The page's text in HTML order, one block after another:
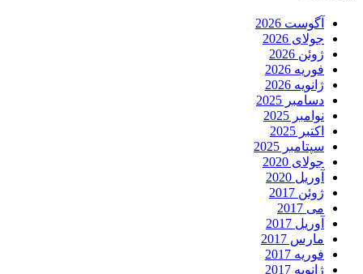
آگوست 2026
جولای 2026
ژوئن 2026
فوریه 2026
ژانویه 2026
دسامبر 2025
نوامبر 2025
اکتبر 2025
سپتامبر 2025
جولای 2020
آوریل 2020
ژوئن 2017
می 2017
آوریل 2017
مارس 2017
فوریه 2017
ژانویه 2017